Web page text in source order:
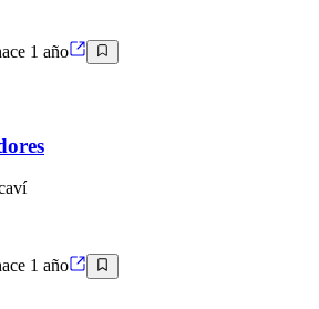
1 año
1 año